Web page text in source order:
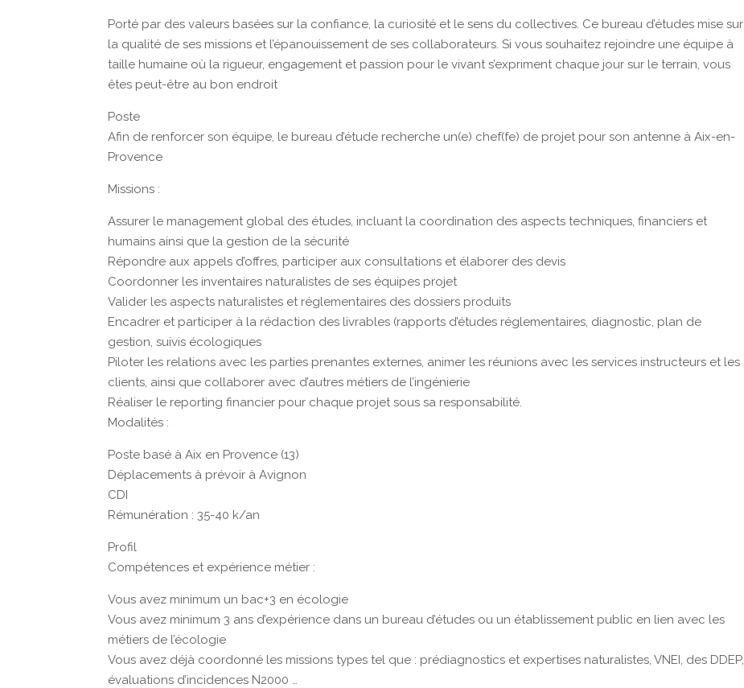
Porté par des valeurs basées sur la confiance, la curiosité et le sens du collectives. Ce bureau d’études mise sur
la qualité de ses missions et l’épanouissement de ses collaborateurs. Si vous souhaitez rejoindre une équipe à
taille humaine où la rigueur, engagement et passion pour le vivant s’expriment chaque jour sur le terrain, vous
êtes peut-être au bon endroit
Poste
Afin de renforcer son équipe, le bureau d’étude recherche un(e) chef(fe) de projet pour son antenne à Aix-en-
Provence
Missions :
Assurer le management global des études, incluant la coordination des aspects techniques, financiers et
humains ainsi que la gestion de la sécurité
Répondre aux appels d’offres, participer aux consultations et élaborer des devis
Coordonner les inventaires naturalistes de ses équipes projet
Valider les aspects naturalistes et réglementaires des dossiers produits
Encadrer et participer à la rédaction des livrables (rapports d’études réglementaires, diagnostic, plan de
gestion, suivis écologiques
Piloter les relations avec les parties prenantes externes, animer les réunions avec les services instructeurs et les
clients, ainsi que collaborer avec d’autres métiers de l’ingénierie
Réaliser le reporting financier pour chaque projet sous sa responsabilité.
Modalités :
Poste basé à Aix en Provence (13)
Déplacements à prévoir à Avignon
CDI
Rémunération : 35-40 k/an
Profil
Compétences et expérience métier :
Vous avez minimum un bac+3 en écologie
Vous avez minimum 3 ans d’expérience dans un bureau d’études ou un établissement public en lien avec les
métiers de l’écologie
Vous avez déjà coordonné les missions types tel que : prédiagnostics et expertises naturalistes, VNEI, des DDEP,
évaluations d’incidences N2000 …